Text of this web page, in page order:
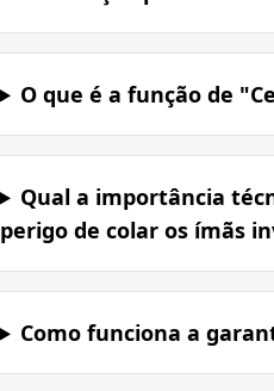
O que é a função de
Qual a importância
perigo de colar os ímãs
Como funciona a